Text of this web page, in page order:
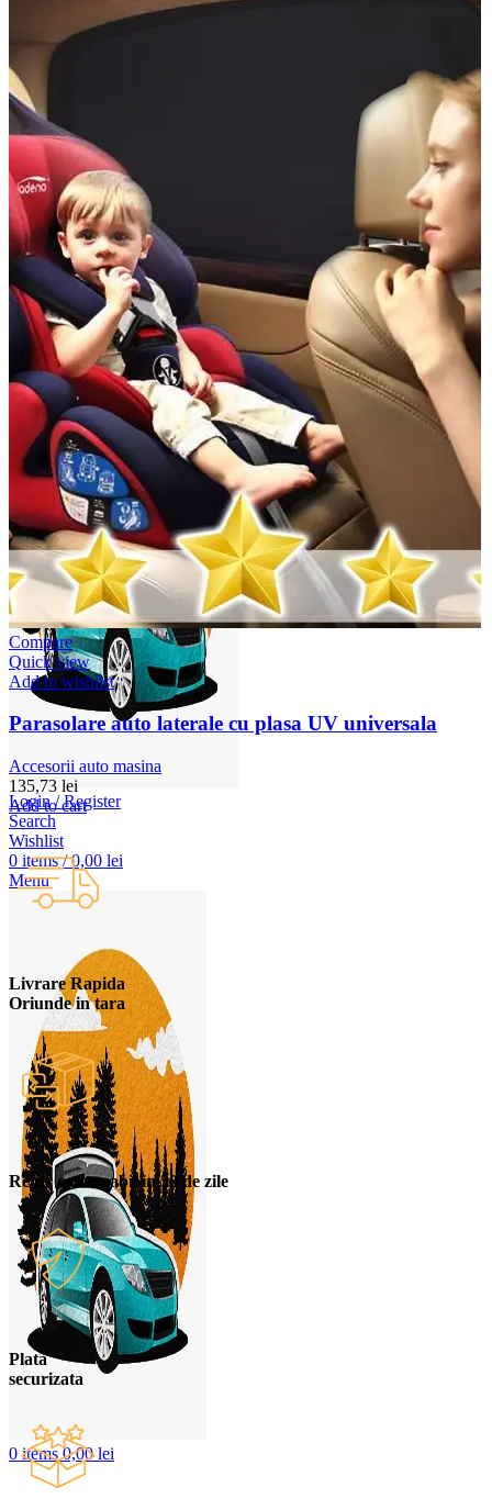
Peste 450 litri
Accesorii auto masina
Incalzitor diesel
Antifurt masina
Blog
Despre Noi
Login / Register
Search
Wishlist
0 items / 0,00 lei
Menu
0items 0,00lei
Compare
Quick view
Add to wishlist
Parasolare auto laterale cu plasa UV universala
Accesorii auto masina
135,73 lei
Add to cart
Livrare Rapida
Oriunde in tara
Retur convenabil in 30 de zile
Plata
securizata